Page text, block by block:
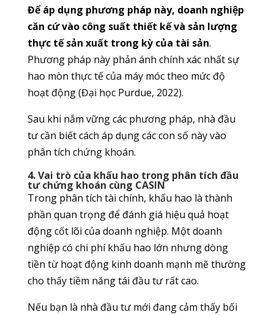
Để áp dụng phương pháp này, doanh nghiệp
căn cứ vào công suất thiết kế và sản lượng
thực tế sản xuất trong kỳ của tài sản.
Phương pháp này phản ánh chính xác nhất sự
hao mòn thực tế của máy móc theo mức độ
hoạt động (Đại học Purdue, 2022).
Sau khi nắm vững các phương pháp, nhà đầu
tư cần biết cách áp dụng các con số này vào
phân tích chứng khoán.
4. Vai trò của khấu hao trong phân tích đầu
tư chứng khoán cùng CASIN
Trong phân tích tài chính, khấu hao là thành
phần quan trọng để đánh giá hiệu quả hoạt
động cốt lõi của doanh nghiệp. Một doanh
nghiệp có chi phí khấu hao lớn nhưng dòng
tiền từ hoạt động kinh doanh mạnh mẽ thường
cho thấy tiềm năng tái đầu tư rất cao.
Nếu bạn là nhà đầu tư mới đang cảm thấy bối